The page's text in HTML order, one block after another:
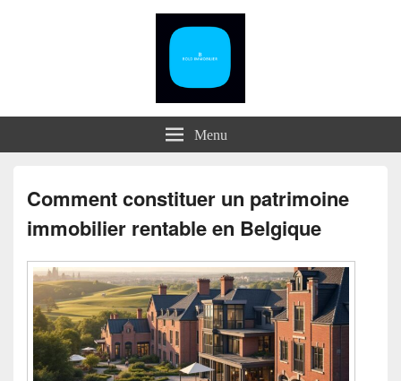
Menu
Comment constituer un patrimoine
immobilier rentable en Belgique